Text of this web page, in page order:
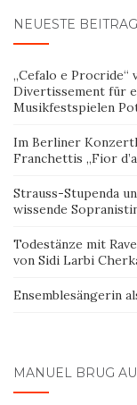
NEUESTE
„Cefalo e Procride“
Divertissement für
Musikfestspielen
Im Berliner
Franchettis „Fior
Strauss-Stupenda
wissende
Todestänze mit
von Sidi Larbi
Ensemblesängerin
MANUEL BRUG